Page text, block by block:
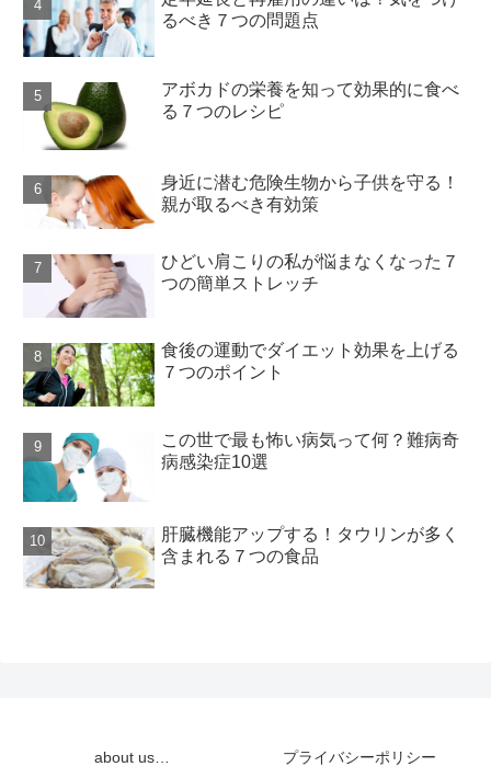
るべき７つの問題点
アボカドの栄養を知って効果的に食べ
る７つのレシピ
身近に潜む危険生物から子供を守る！
親が取るべき有効策
ひどい肩こりの私が悩まなくなった７
つの簡単ストレッチ
食後の運動でダイエット効果を上げる
７つのポイント
この世で最も怖い病気って何？難病奇
病感染症10選
肝臓機能アップする！タウリンが多く
含まれる７つの食品
about us… プライバシーポリシー